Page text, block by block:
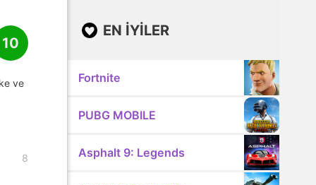
10
ve
8
EN IYILER
Fortnite
PUBG MOBILE
Asphalt 9: Legends